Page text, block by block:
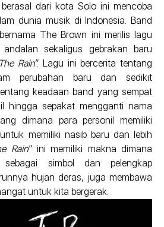
dari kota Solo ini mencoba
dunia musik di Indonesia. Band
The Brown ini merilis lagu
sekaligus gebrakan baru
Rain”. Lagu ini bercerita tentang
perubahan baru dan sedikit
keadaan band yang sempat
hingga sepakat mengganti nama
dimana para personil memiliki
memiliki nasib baru dan lebih
Rain” ini memiliki makna dimana
sebagai simbol dan pelengkap
hujan deras, juga membawa
untuk kita bergerak.